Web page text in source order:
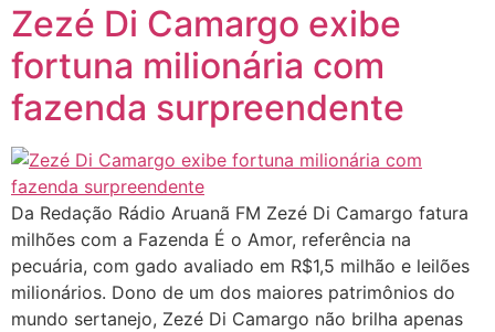
Zezé Di Camargo exibe
fortuna milionária com
fazenda surpreendente
Da Redação Rádio Aruanã FM Zezé Di Camargo fatura
milhões com a Fazenda É o Amor, referência na
pecuária, com gado avaliado em R$1,5 milhão e leilões
milionários. Dono de um dos maiores patrimônios do
mundo sertanejo, Zezé Di Camargo não brilha apenas